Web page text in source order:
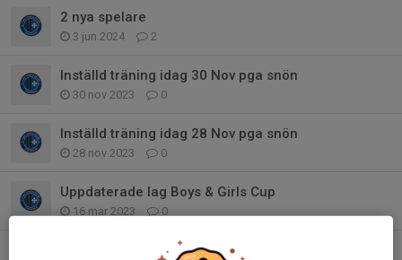
2 nya spelare
3 jun 2024 2
Inställd träning idag 30 Nov pga snön
30 nov 2023 0
Inställd träning idag 28 Nov pga snön
28 nov 2023 0
Uppdaterade lag Boys & Girls Cup
16 mar 2023 0
Inställd träning o ny träningstid